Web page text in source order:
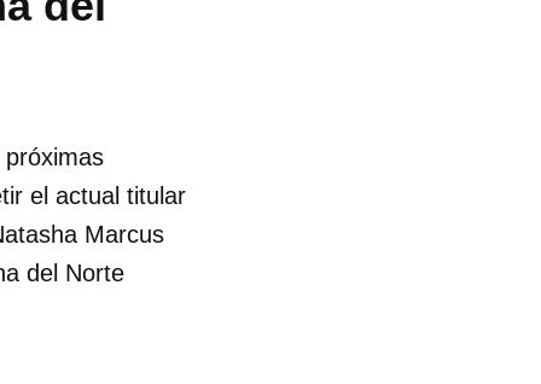
el actual titular
Marcus
del Norte